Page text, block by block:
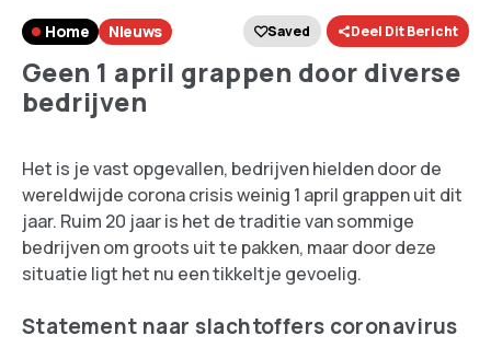
Home Nieuws Saved Deel Dit Bericht
Geen 1 april grappen door diverse
bedrijven
Het is je vast opgevallen, bedrijven hielden door de
wereldwijde corona crisis weinig 1 april grappen uit dit
jaar. Ruim 20 jaar is het de traditie van sommige
bedrijven om groots uit te pakken, maar door deze
situatie ligt het nu een tikkeltje gevoelig.
Statement naar slachtoffers coronavirus